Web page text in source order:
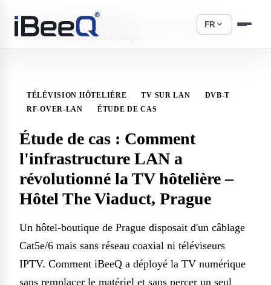
FR expand_more
Accueil Base de connaissances
Étude de cas : Comment l'infrastructure LAN a révolutionné la TV
hôtelière – Hôtel The Viaduct, Prague
TÉLÉVISION HÔTELIÈRE TV SUR LAN
DVB-T
RF-OVER-LAN
ÉTUDE DE CAS
Étude de cas : Comment
l'infrastructure LAN a
révolutionné la TV hôtelière –
Hôtel The Viaduct, Prague
Un hôtel-boutique de Prague disposait d'un câblage
Cat5e/6 mais sans réseau coaxial ni téléviseurs
IPTV. Comment iBeeQ a déployé la TV numérique
sans remplacer le matériel et sans percer un seul